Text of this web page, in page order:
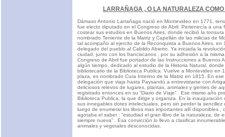
LARRAÑAGA , O LA NATURALEZA
Dámaso Antonio Larrañaga nació en Montevideo en 1771,
fue electo diputado en el Congreso de Abril. Pertenecía a una
costear sus estudios en Buenos Aires, donde recibió la
nombrado Teniente de la Matriz y Capellán de las milicias de
tal acompaño al ejercito de la Reconquista a Buenos Aires, en
delegado del pueblo al Cabildo Abierto. Ya iniciada la
ciudad, junto con los franciscanos , por su adhesión a la
Congreso de Abril fue portador de las Instrucciones a Buenos
algún tiempo, dedicado al estudio de la Historia Natural,
bibliotecario de la Biblioteca Publica. Vuelve a Montevideo en
plaza, es nombrado Cura Interino de la Matriz en 1815. En
delegación que viaja hasta Paysandú a entrevistarse con
deliciosos relevos de lugares, plantas, animales y gentes de
registrado entonces en su “Diario de Viaje” . Ese mismo año
Biblioteca Publica, la que dirige y organiza. En la inauguración
sus innegables dotes intelectuales, pero sin perder la sencillez
luego de enumerar los libros mas importantes allí disponibles ,
agotaba el saber : “estudiad el gran libro de la naturaleza, de
siempre nueva” . Esa convicción lo llevo a clasificar
animales y vegetales desconocidas.